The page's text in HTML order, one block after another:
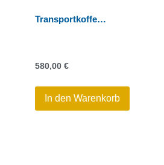
Transportkoffer für Trimble R-Serie GNSS – groß
580,00 €
In den Warenkorb